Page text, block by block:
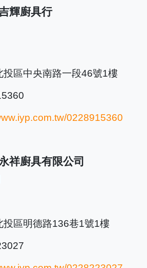
輝廚具行
投區中央南路一段46號1樓
0228915360
祥廚具有限公司
投區明德路136巷1號1樓